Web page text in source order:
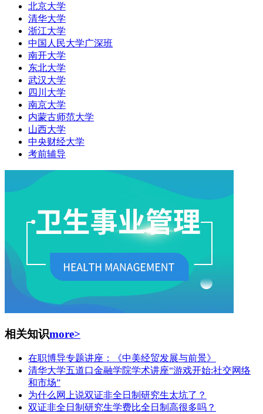
北京大学
清华大学
浙江大学
中国人民大学广深班
南开大学
东北大学
武汉大学
四川大学
南京大学
内蒙古师范大学
山西大学
中央财经大学
考前辅导
相关知识more>
在职博导专题讲座：《中美经贸发展与前景》
清华大学五道口金融学院学术讲座“游戏开始:社交网络
和市场”
为什么网上说双证非全日制研究生太坑了？
双证非全日制研究生学费比全日制高很多吗？